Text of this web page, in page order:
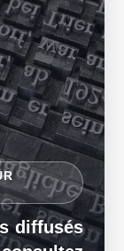
diffusés